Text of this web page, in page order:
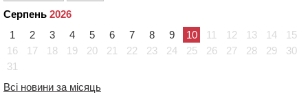
Серпень 2026
1
2 3 4 5 6 7 8 9 10 11 12 13 14
15
16
17 18 19 20 21 22 23 24 25 26 27 28 29
30
31
Всі новини за місяць